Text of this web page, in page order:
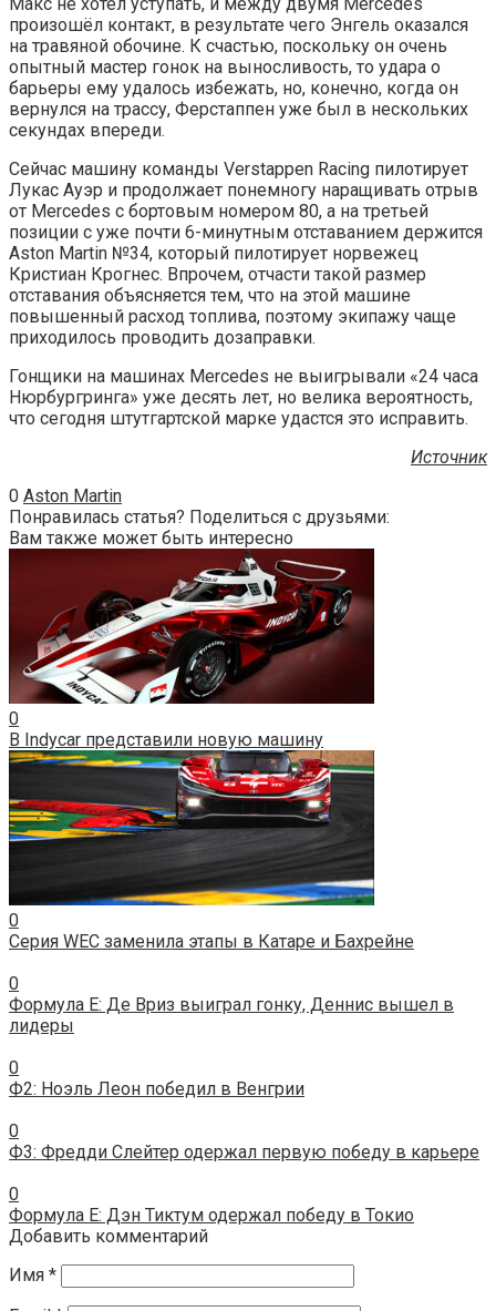
произошёл контакт, в результате чего Энгель оказался
на травяной обочине. К счастью, поскольку он очень
опытный мастер гонок на выносливость, то удара о
барьеры ему удалось избежать, но, конечно, когда он
вернулся на трассу, Ферстаппен уже был в нескольких
секундах впереди.
Сейчас машину команды Verstappen Racing пилотирует
Лукас Ауэр и продолжает понемногу наращивать отрыв
от Mercedes с бортовым номером 80, а на третьей
позиции с уже почти 6-минутным отставанием держится
Aston Martin №34, который пилотирует норвежец
Кристиан Крогнес. Впрочем, отчасти такой размер
отставания объясняется тем, что на этой машине
повышенный расход топлива, поэтому экипажу чаще
приходилось проводить дозаправки.
Гонщики на машинах Mercedes не выигрывали «24 часа
Нюрбургринга» уже десять лет, но велика вероятность,
что сегодня штутгартской марке удастся это исправить.
Источник
0 Aston Martin
Понравилась статья? Поделиться с друзьями:
Вам также может быть интересно
0
В Indycar представили новую машину
0
Серия WEC заменила этапы в Катаре и Бахрейне
0
Формула E: Де Вриз выиграл гонку, Деннис вышел в
лидеры
0
Ф2: Ноэль Леон победил в Венгрии
0
Ф3: Фредди Слейтер одержал первую победу в карьере
0
Формула E: Дэн Тиктум одержал победу в Токио
Добавить комментарий
Имя *